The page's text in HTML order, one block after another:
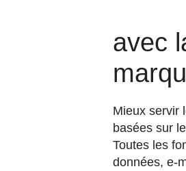
avec
Mieux servir
basées sur
Toutes les
données, e-